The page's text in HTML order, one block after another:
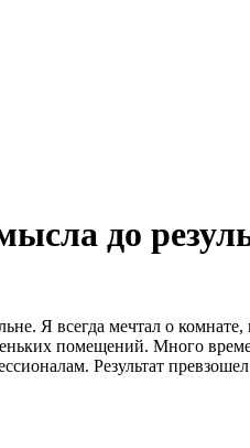
до
Я всегда мечтал о
помещений. Много
Результат